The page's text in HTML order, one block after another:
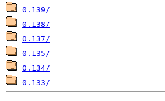
0.139/
0.138/
0.137/
0.135/
0.134/
0.133/